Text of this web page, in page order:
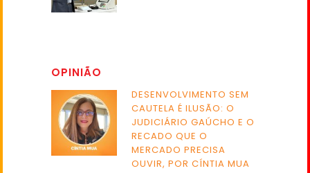
OPINIÃO
DESENVOLVIMENTO SEM
CAUTELA É ILUSÃO: O
JUDICIÁRIO GAÚCHO E O
RECADO QUE O
MERCADO PRECISA
OUVIR, POR CÍNTIA MUA